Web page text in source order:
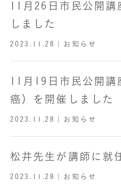
11月26日市民公開
しました
2023.11.28 ｜お知らせ
11月19日市民公開
癌）を開催しました
2023.11.28 ｜お知らせ
松井先生が講師に就
2023.11.28 ｜お知らせ